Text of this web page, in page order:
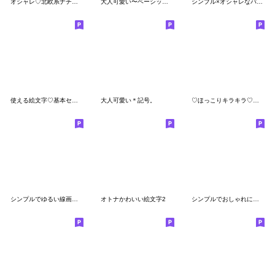
シンプル×オシャレなパステル絵文字
大人可愛い＊記号。
シンプルでゆるい線画絵文字 オトナかわいい絵文字2 シンプルでおしゃれに♡【ミニ絵文字 2】